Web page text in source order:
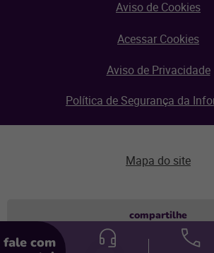
compartilhe
fale com
Aviso de Cookies
Acessar Cookies
Aviso de Privacidade
Política de Segurança da
© Linx 2026.
Mapa do site